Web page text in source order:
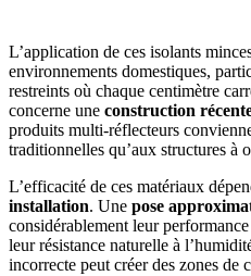
L’application de ces isolants
environnements domestiques,
restreints où chaque centimètre
concerne une construction
produits multi-réflecteurs
traditionnelles qu’aux structures à
L’efficacité de ces matériaux
installation. Une pose
considérablement leur
leur résistance naturelle à
incorrecte peut créer des zones de